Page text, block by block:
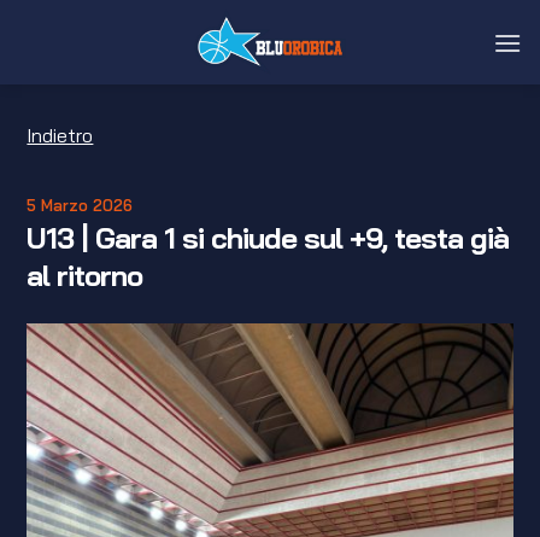
Indietro
5 Marzo 2026
U13 | Gara 1 si chiude sul +9, testa già
al ritorno